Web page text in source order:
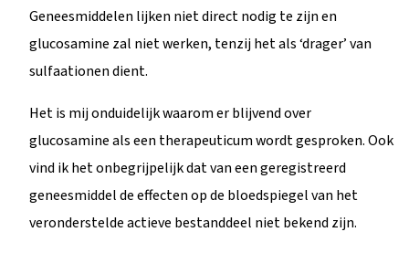
Geneesmiddelen lijken niet direct nodig te zijn en
glucosamine zal niet werken, tenzij het als ‘drager’ van
sulfaationen dient.
Het is mij onduidelijk waarom er blijvend over
glucosamine als een therapeuticum wordt gesproken. Ook
vind ik het onbegrijpelijk dat van een geregistreerd
geneesmiddel de effecten op de bloedspiegel van het
veronderstelde actieve bestanddeel niet bekend zijn.